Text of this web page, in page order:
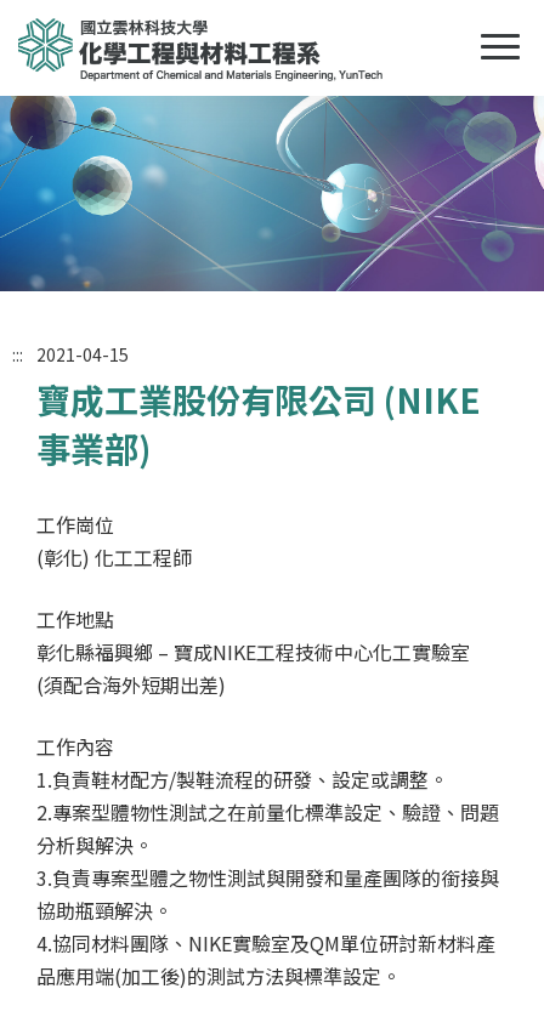
::: 2021-04-15
寶成工業股份有限公司 (NIKE
事業部)
工作崗位
(彰化) 化工工程師
工作地點
彰化縣福興鄉 – 寶成NIKE工程技術中心化工實驗室
(須配合海外短期出差)
工作內容
1.負責鞋材配方/製鞋流程的研發、設定或調整。
2.專案型體物性測試之在前量化標準設定、驗證、問題
分析與解決。
3.負責專案型體之物性測試與開發和量產團隊的銜接與
協助瓶頸解決。
4.協同材料團隊、NIKE實驗室及QM單位研討新材料產
品應用端(加工後)的測試方法與標準設定。